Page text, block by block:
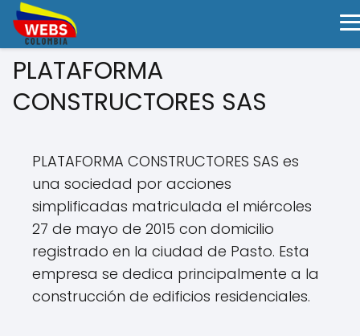
PLATAFORMA
CONSTRUCTORES SAS
PLATAFORMA CONSTRUCTORES SAS es
una sociedad por acciones
simplificadas matriculada el miércoles
27 de mayo de 2015 con domicilio
registrado en la ciudad de Pasto. Esta
empresa se dedica principalmente a la
construcción de edificios residenciales.